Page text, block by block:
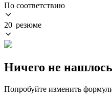
По соответствию
20 резюме
Ничего не нашлось
Попробуйте изменить